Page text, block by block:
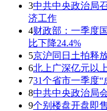
3中共中央政治局
济工作
4财政部：一季度
比下降24.4%
5京沪同日土拍释
6北上广深亿元以
731个省市一季度“
8中共中央政治局
9个别楼盘开盘即